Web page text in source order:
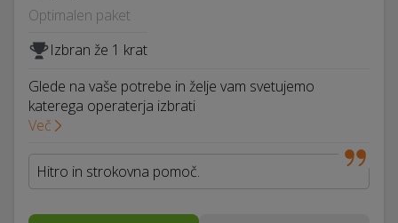
Optimalen paket
Izbran že 1 krat
Glede na vaše potrebe in želje vam svetujemo
katerega operaterja izbrati
Več
Hitro in strokovna pomoč.